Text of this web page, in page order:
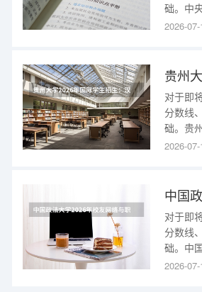
础。中
追溯至
未来就
2026-
对于即
分数线
础。贵
至1902
方向，
2026-
对于即
分数线
础。中
追溯至
2026-